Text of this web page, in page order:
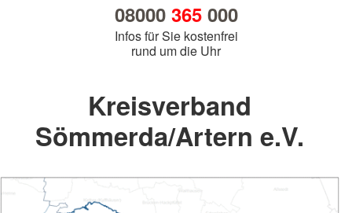
08000 365000
Infos für Sie kostenfrei
rund um die Uhr
Kreisverband
Sömmerda/Artern e.V.